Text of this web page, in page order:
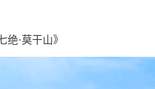
·莫干山》